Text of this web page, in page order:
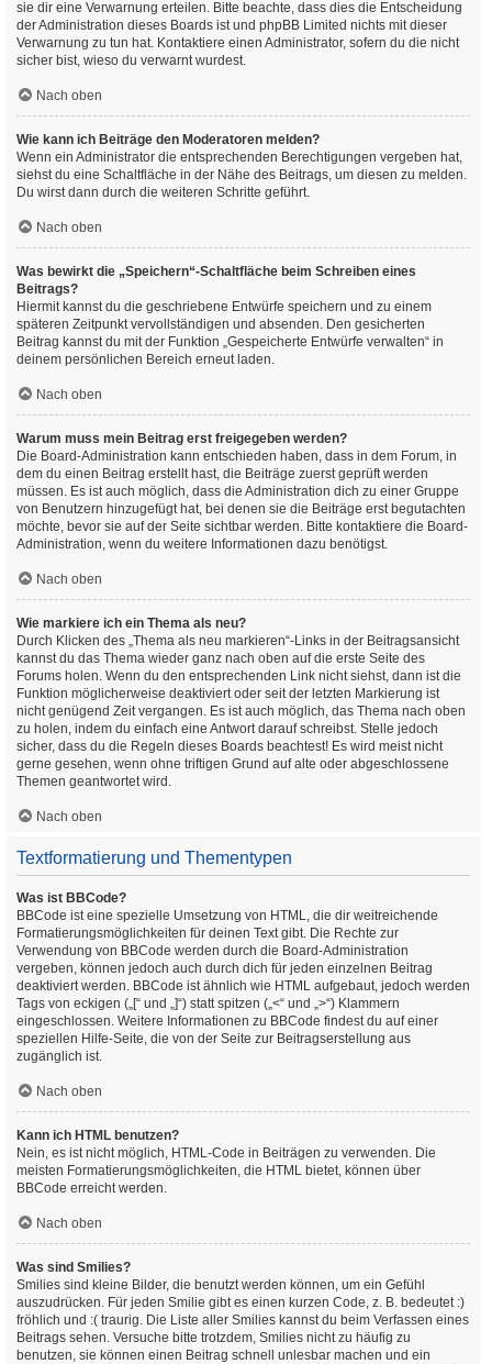
sie dir eine Verwarnung erteilen. Bitte beachte, dass dies die Entscheidung
der Administration dieses Boards ist und phpBB Limited nichts mit dieser
Verwarnung zu tun hat. Kontaktiere einen Administrator, sofern du die nicht
sicher bist, wieso du verwarnt wurdest.
Nach oben
Wie kann ich Beiträge den Moderatoren melden?
Wenn ein Administrator die entsprechenden Berechtigungen vergeben hat,
siehst du eine Schaltfläche in der Nähe des Beitrags, um diesen zu melden.
Du wirst dann durch die weiteren Schritte geführt.
Nach oben
Was bewirkt die „Speichern“-Schaltfläche beim Schreiben eines
Beitrags?
Hiermit kannst du die geschriebene Entwürfe speichern und zu einem
späteren Zeitpunkt vervollständigen und absenden. Den gesicherten
Beitrag kannst du mit der Funktion „Gespeicherte Entwürfe verwalten“ in
deinem persönlichen Bereich erneut laden.
Nach oben
Warum muss mein Beitrag erst freigegeben werden?
Die Board-Administration kann entschieden haben, dass in dem Forum, in
dem du einen Beitrag erstellt hast, die Beiträge zuerst geprüft werden
müssen. Es ist auch möglich, dass die Administration dich zu einer Gruppe
von Benutzern hinzugefügt hat, bei denen sie die Beiträge erst begutachten
möchte, bevor sie auf der Seite sichtbar werden. Bitte kontaktiere die Board-
Administration, wenn du weitere Informationen dazu benötigst.
Nach oben
Wie markiere ich ein Thema als neu?
Durch Klicken des „Thema als neu markieren“-Links in der Beitragsansicht
kannst du das Thema wieder ganz nach oben auf die erste Seite des
Forums holen. Wenn du den entsprechenden Link nicht siehst, dann ist die
Funktion möglicherweise deaktiviert oder seit der letzten Markierung ist
nicht genügend Zeit vergangen. Es ist auch möglich, das Thema nach oben
zu holen, indem du einfach eine Antwort darauf schreibst. Stelle jedoch
sicher, dass du die Regeln dieses Boards beachtest! Es wird meist nicht
gerne gesehen, wenn ohne triftigen Grund auf alte oder abgeschlossene
Themen geantwortet wird.
Nach oben
Textformatierung und Thementypen
Was ist BBCode?
BBCode ist eine spezielle Umsetzung von HTML, die dir weitreichende
Formatierungsmöglichkeiten für deinen Text gibt. Die Rechte zur
Verwendung von BBCode werden durch die Board-Administration
vergeben, können jedoch auch durch dich für jeden einzelnen Beitrag
deaktiviert werden. BBCode ist ähnlich wie HTML aufgebaut, jedoch werden
Tags von eckigen („[“ und „]“) statt spitzen („<“ und „>“) Klammern
eingeschlossen. Weitere Informationen zu BBCode findest du auf einer
speziellen Hilfe-Seite, die von der Seite zur Beitragserstellung aus
zugänglich ist.
Nach oben
Kann ich HTML benutzen?
Nein, es ist nicht möglich, HTML-Code in Beiträgen zu verwenden. Die
meisten Formatierungsmöglichkeiten, die HTML bietet, können über
BBCode erreicht werden.
Nach oben
Was sind Smilies?
Smilies sind kleine Bilder, die benutzt werden können, um ein Gefühl
auszudrücken. Für jeden Smilie gibt es einen kurzen Code, z. B. bedeutet :)
fröhlich und :( traurig. Die Liste aller Smilies kannst du beim Verfassen eines
Beitrags sehen. Versuche bitte trotzdem, Smilies nicht zu häufig zu
benutzen, sie können einen Beitrag schnell unlesbar machen und ein